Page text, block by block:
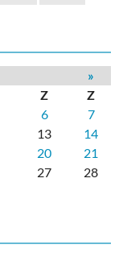
»
Z
Z
6
7
13
14
20
21
27
28